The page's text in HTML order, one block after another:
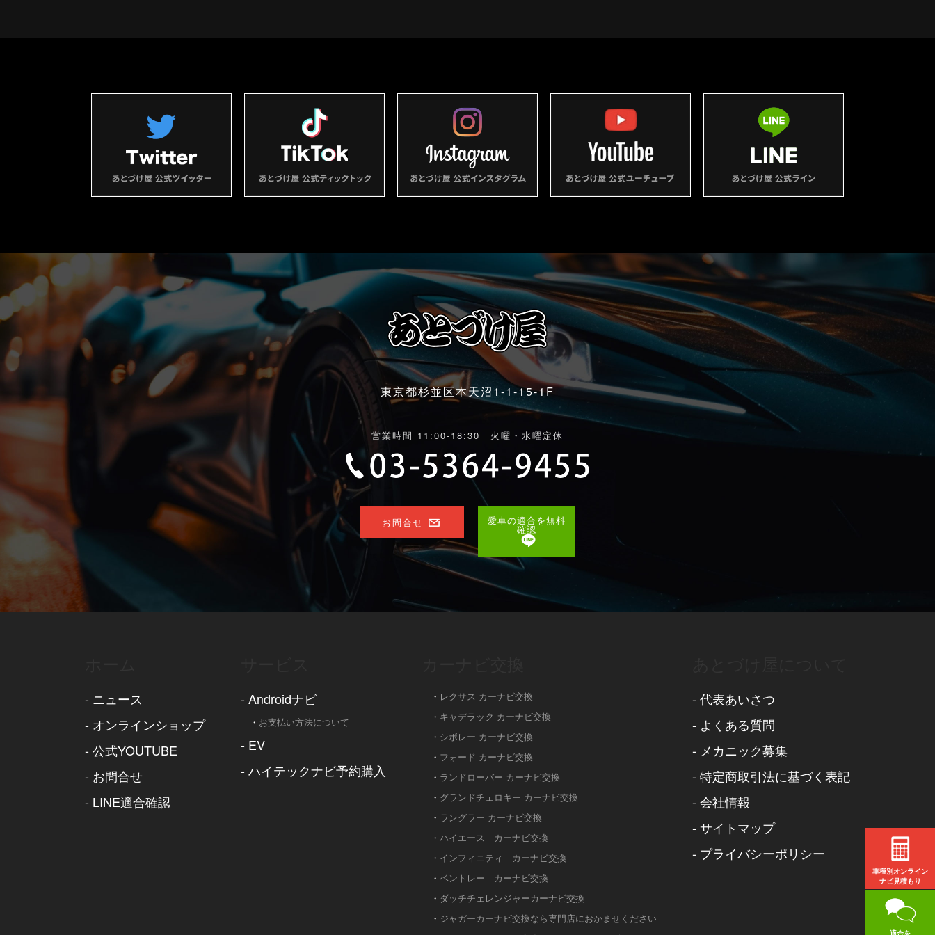
東京都杉並区本天沼1-1-15-1F
営業時間 11:00-18:30 火曜・水曜定休
お問合せ 愛車の適合を無料
確認
- ニュース
- オンラインショップ
- 公式YOUTUBE
- お問合せ
- LINE適合確認
- Androidナビ
・ お支払い方法について
- EV
- ハイテックナビ予約購入
・ レクサス カーナビ交換
・ キャデラック カーナビ交換
・ シボレー カーナビ交換
・ フォード カーナビ交換
・ ランドローバー カーナビ交換
・ グランドチェロキー カーナビ交換
・ ラングラー カーナビ交換
・ ハイエース カーナビ交換
・ インフィニティ カーナビ交換
・ ベントレー カーナビ交換
・ ダッチチェレンジャーカーナビ交換
・ ジャガーカーナビ交換なら専門店におかませください
- 代表あいさつ
- よくある質問
- メカニック募集
- 特定商取引法に基づく表記
- 会社情報
- サイトマップ
- プライバシーポリシー
車種別オンライン
ナビ見積もり
適合を